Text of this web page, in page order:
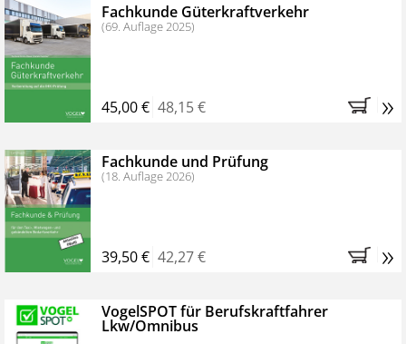
Fachkunde Güterkraftverkehr
(69. Auflage 2025)
45,00 € 48,15 € »
Fachkunde und Prüfung
(18. Auflage 2026)
39,50 € 42,27 € »
VogelSPOT für Berufskraftfahrer
Lkw/Omnibus